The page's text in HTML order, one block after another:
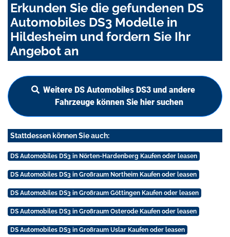
Erkunden Sie die gefundenen DS
Automobiles DS3 Modelle in
Hildesheim und fordern Sie Ihr
Angebot an
Weitere DS Automobiles DS3 und andere
Fahrzeuge können Sie hier suchen
Stattdessen können Sie auch:
DS Automobiles DS3 in Nörten-Hardenberg Kaufen oder leasen
DS Automobiles DS3 in Großraum Northeim Kaufen oder leasen
DS Automobiles DS3 in Großraum Göttingen Kaufen oder leasen
DS Automobiles DS3 in Großraum Osterode Kaufen oder leasen
DS Automobiles DS3 in Großraum Uslar Kaufen oder leasen